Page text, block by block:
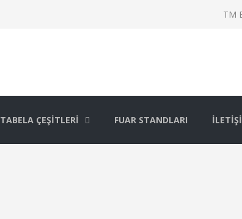
TM
TABELA ÇEŞITLERI FUAR STANDLARI